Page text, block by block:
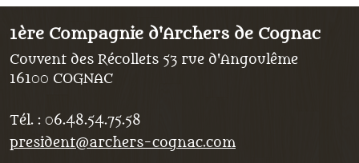
1ère Compagnie d'Archers de Cognac
Couvent des Récollets 53 rue d'Angoulême
16100 COGNAC
Tél. : 06.48.54.75.58
president@archers-cognac.com